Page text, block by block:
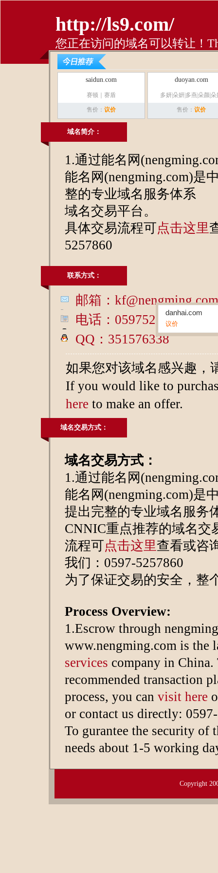
http://ls9.com/
您正在访问的域名可以转让！
saidun.com
赛顿｜赛盾
售价： 议价
duoyan.com
多妍|朵妍|多燕|朵颜|朵
售价： 议价
域名简介：
1.通过能名网
能名网(nengming.com)是
整的专业域名服务体系
域名交易平台。
具体交易流程可点击这里
5257860
联系方式：
邮箱：kf@nengming.com
电话：05975257860
QQ：351576338
danhai.com
议价
丹海,单海
如果您对该域名感兴趣，
If you would like to
here to make an offer.
域名交易方式：
域名交易方式：
1.通过能名网
能名网(nengming.com)是
提出完整的专业域名服务
CNNIC重点推荐的域名交
流程可点击这里查看或咨
我们：0597-5257860
为了保证交易的安全，整
Process Overview:
1.Escrow through
www.nengming.com is the
services company in
recommended transaction
process, you can visit here
or contact us directly:
To gurantee the security of
needs about 1-5 working
Copyright